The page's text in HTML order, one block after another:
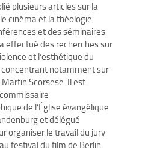
plusieurs articles sur la
cinéma et la théologie,
et des séminaires
effectué des recherches sur
et l’esthétique du
concentrant notamment sur
Scorsese. Il est
de l’Église évangélique
et délégué
organiser le travail du jury
festival du film de Berlin